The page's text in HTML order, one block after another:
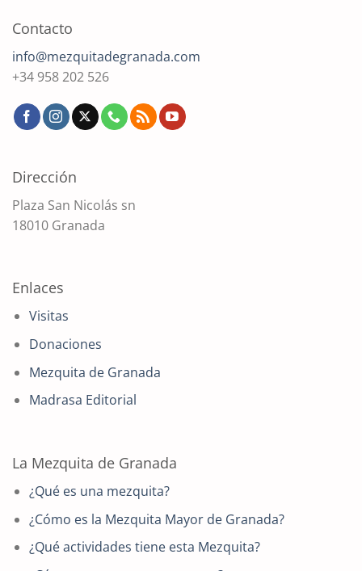
Contacto
info@mezquitadegranada.com
+34 958 202 526
Dirección
Plaza San Nicolás sn
18010 Granada
Enlaces
Visitas
Donaciones
Mezquita de Granada
Madrasa Editorial
La Mezquita de Granada
¿Qué es una mezquita?
¿Cómo es la Mezquita Mayor de Granada?
¿Qué actividades tiene esta Mezquita?